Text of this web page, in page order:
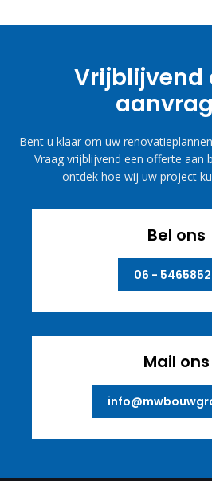
Vrijblijvend
Bent u klaar om uw
Vraag vrijblijvend een offerte aan
ontdek hoe wij uw project
Bel ons
06 -
Mail ons